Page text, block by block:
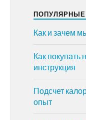
ПОПУЛЯРНЫЕ
Как и зачем
Как покупать
инструкция
Подсчет
опыт